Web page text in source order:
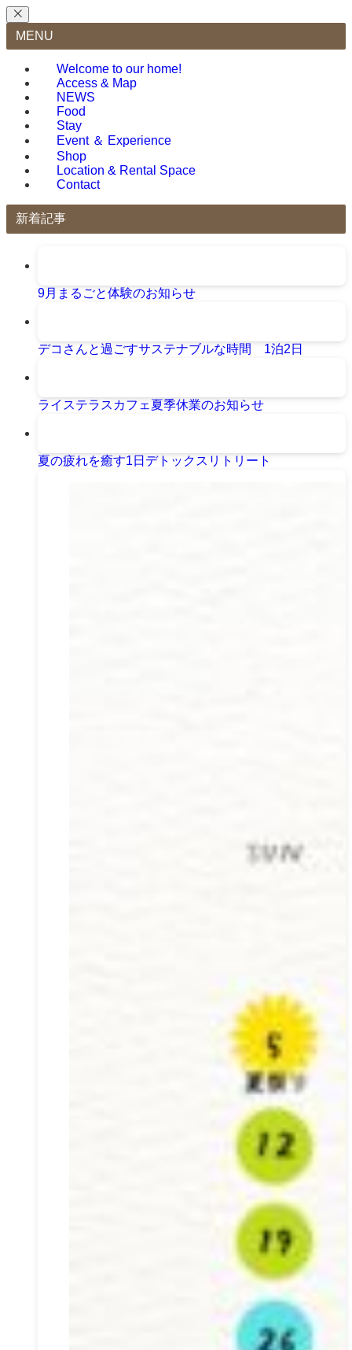
MENU
Welcome to our home!
Access & Map
NEWS
Food
Stay
Event ＆ Experience
Shop
Location & Rental Space
Contact
新着記事
9月まるごと体験のお知らせ
デコさんと過ごすサステナブルな時間 1泊2日
ライステラスカフェ夏季休業のお知らせ
夏の疲れを癒す1日デトックスリトリート